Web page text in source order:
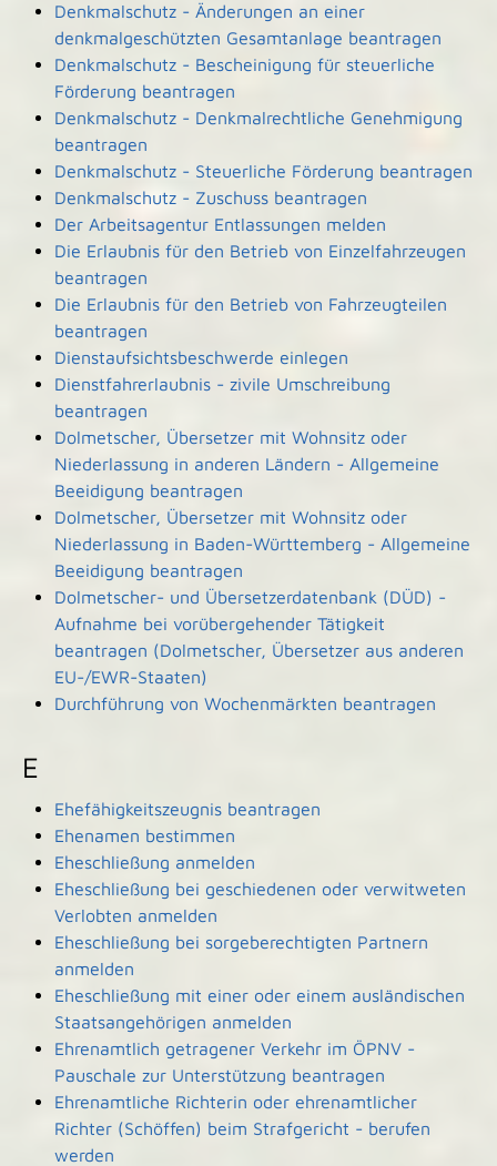
Denkmalschutz - Änderungen an einer
denkmalgeschützten Gesamtanlage beantragen
Denkmalschutz - Bescheinigung für steuerliche
Förderung beantragen
Denkmalschutz - Denkmalrechtliche Genehmigung
beantragen
Denkmalschutz - Steuerliche Förderung beantragen
Denkmalschutz - Zuschuss beantragen
Der Arbeitsagentur Entlassungen melden
Die Erlaubnis für den Betrieb von Einzelfahrzeugen
beantragen
Die Erlaubnis für den Betrieb von Fahrzeugteilen
beantragen
Dienstaufsichtsbeschwerde einlegen
Dienstfahrerlaubnis - zivile Umschreibung
beantragen
Dolmetscher, Übersetzer mit Wohnsitz oder
Niederlassung in anderen Ländern - Allgemeine
Beeidigung beantragen
Dolmetscher, Übersetzer mit Wohnsitz oder
Niederlassung in Baden-Württemberg - Allgemeine
Beeidigung beantragen
Dolmetscher- und Übersetzerdatenbank (DÜD) -
Aufnahme bei vorübergehender Tätigkeit
beantragen (Dolmetscher, Übersetzer aus anderen
EU-/EWR-Staaten)
Durchführung von Wochenmärkten beantragen
E
Ehefähigkeitszeugnis beantragen
Ehenamen bestimmen
Eheschließung anmelden
Eheschließung bei geschiedenen oder verwitweten
Verlobten anmelden
Eheschließung bei sorgeberechtigten Partnern
anmelden
Eheschließung mit einer oder einem ausländischen
Staatsangehörigen anmelden
Ehrenamtlich getragener Verkehr im ÖPNV -
Pauschale zur Unterstützung beantragen
Ehrenamtliche Richterin oder ehrenamtlicher
Richter (Schöffen) beim Strafgericht - berufen
werden